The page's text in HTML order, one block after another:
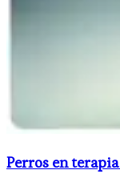
Perros en